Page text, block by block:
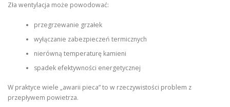
Zła wentylacja może powodować:
przegrzewanie grzałek
wyłączanie zabezpieczeń termicznych
nierówną temperaturę kamieni
spadek efektywności energetycznej
W praktyce wiele „awarii pieca” to w rzeczywistości problem z
przepływem powietrza.